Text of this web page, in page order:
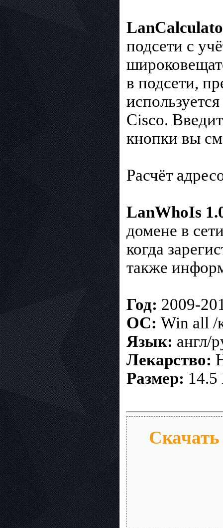
подсети с
в подсети,
Cisco.
кнопки вы
Расчёт
LanWhoIs
домене в
когда
также
Год: 2009-
ОС: Win all /
Язык: англ/
Лекарство:
Размер:
Скачать